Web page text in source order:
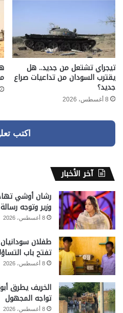
تيجراي تشتعل من جديد.. هل
يقترب السودان من تداعيات صراع
جديد؟
8 أغسطس، 2026
اكتب
آخر الأخبار
رشان أوشي
وزير وتوجه
8 أغسطس، 2026
طفلان
تفتح باب
8 أغسطس، 2026
الخريف يطرق
تواجه المجهول
8 أغسطس، 2026